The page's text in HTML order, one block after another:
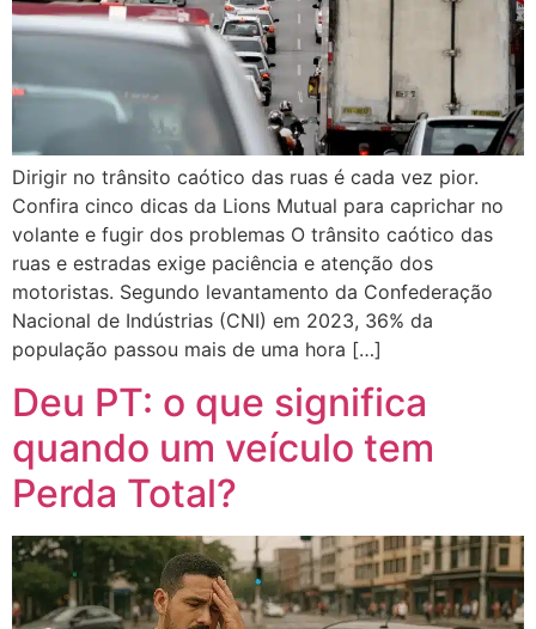
Dirigir no trânsito caótico das ruas é cada vez pior.
Confira cinco dicas da Lions Mutual para caprichar no
volante e fugir dos problemas O trânsito caótico das
ruas e estradas exige paciência e atenção dos
motoristas. Segundo levantamento da Confederação
Nacional de Indústrias (CNI) em 2023, 36% da
população passou mais de uma hora […]
Deu PT: o que significa
quando um veículo tem
Perda Total?